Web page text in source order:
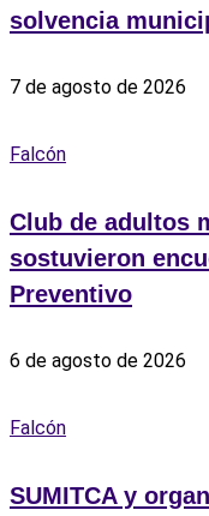
solvencia
7 de agosto de 2026
Falcón
Club de adultos
sostuvieron
Preventivo
6 de agosto de 2026
Falcón
SUMITCA y